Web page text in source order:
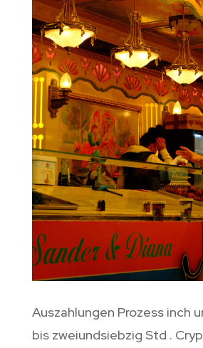
Auszahlungen Prozess inch
bis zweiundsiebzig Std .